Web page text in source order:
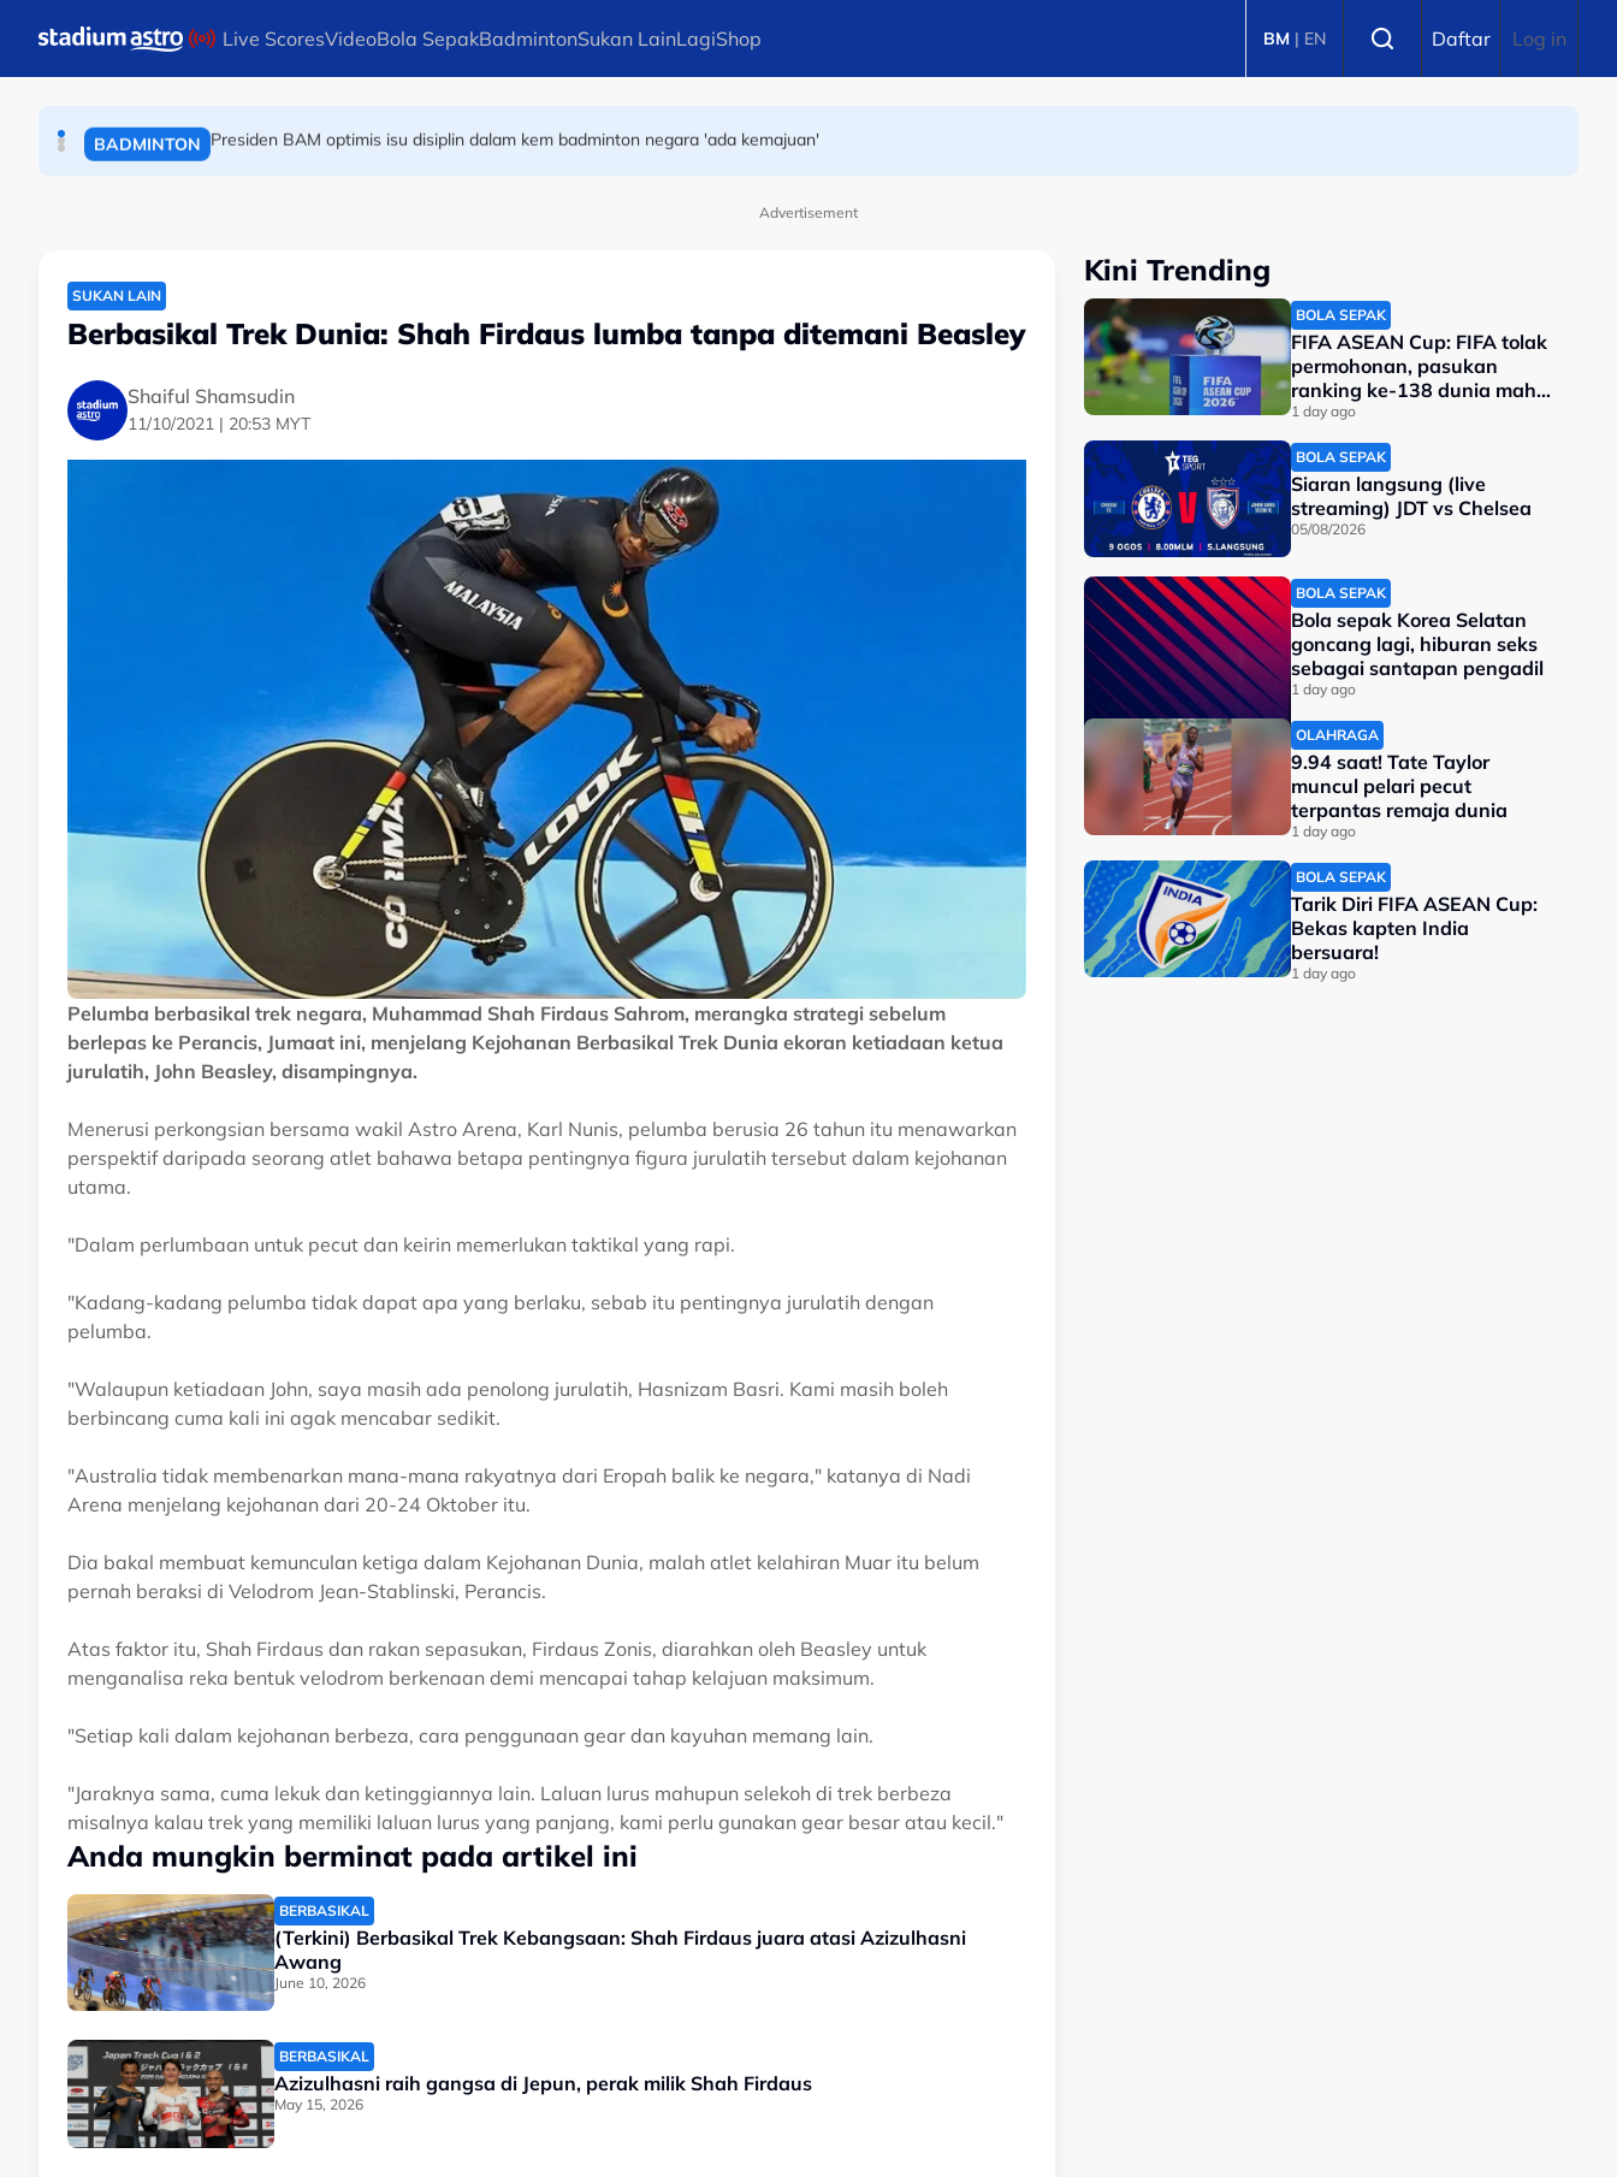
Live ScoresVideoBola SepakBadmintonSukan LainLagiShop BM | EN Daftar Log in
RAGBI
BADMINTON Presiden BAM optimis isu disiplin dalam kem badminton negara 'ada kemajuan'
Advertisement
SUKAN LAIN
Berbasikal Trek Dunia: Shah Firdaus lumba tanpa ditemani Beasley
Shaiful Shamsudin
11/10/2021 | 20:53 MYT
Pelumba berbasikal trek negara, Muhammad Shah Firdaus Sahrom, merangka strategi sebelum
berlepas ke Perancis, Jumaat ini, menjelang Kejohanan Berbasikal Trek Dunia ekoran ketiadaan ketua
jurulatih, John Beasley, disampingnya.
Menerusi perkongsian bersama wakil Astro Arena, Karl Nunis, pelumba berusia 26 tahun itu menawarkan
perspektif daripada seorang atlet bahawa betapa pentingnya figura jurulatih tersebut dalam kejohanan
utama.
"Dalam perlumbaan untuk pecut dan keirin memerlukan taktikal yang rapi.
"Kadang-kadang pelumba tidak dapat apa yang berlaku, sebab itu pentingnya jurulatih dengan
pelumba.
"Walaupun ketiadaan John, saya masih ada penolong jurulatih, Hasnizam Basri. Kami masih boleh
berbincang cuma kali ini agak mencabar sedikit.
"Australia tidak membenarkan mana-mana rakyatnya dari Eropah balik ke negara," katanya di Nadi
Arena menjelang kejohanan dari 20-24 Oktober itu.
Dia bakal membuat kemunculan ketiga dalam Kejohanan Dunia, malah atlet kelahiran Muar itu belum
pernah beraksi di Velodrom Jean-Stablinski, Perancis.
Atas faktor itu, Shah Firdaus dan rakan sepasukan, Firdaus Zonis, diarahkan oleh Beasley untuk
menganalisa reka bentuk velodrom berkenaan demi mencapai tahap kelajuan maksimum.
"Setiap kali dalam kejohanan berbeza, cara penggunaan gear dan kayuhan memang lain.
"Jaraknya sama, cuma lekuk dan ketinggiannya lain. Laluan lurus mahupun selekoh di trek berbeza
misalnya kalau trek yang memiliki laluan lurus yang panjang, kami perlu gunakan gear besar atau kecil."
Anda mungkin berminat pada artikel ini
BERBASIKAL
(Terkini) Berbasikal Trek Kebangsaan: Shah Firdaus juara atasi Azizulhasni
Awang
June 10, 2026
BERBASIKAL
Azizulhasni raih gangsa di Jepun, perak milik Shah Firdaus
May 15, 2026
Kini Trending
BOLA SEPAK
FIFA ASEAN Cup: FIFA tolak
permohonan, pasukan
ranking ke-138 dunia mahu
tarik diri?
1 day ago
BOLA SEPAK
Siaran langsung (live
streaming) JDT vs Chelsea
05/08/2026
BOLA SEPAK
Bola sepak Korea Selatan
goncang lagi, hiburan seks
sebagai santapan pengadil
1 day ago
OLAHRAGA
9.94 saat! Tate Taylor
muncul pelari pecut
terpantas remaja dunia
1 day ago
BOLA SEPAK
Tarik Diri FIFA ASEAN Cup:
Bekas kapten India
bersuara!
1 day ago